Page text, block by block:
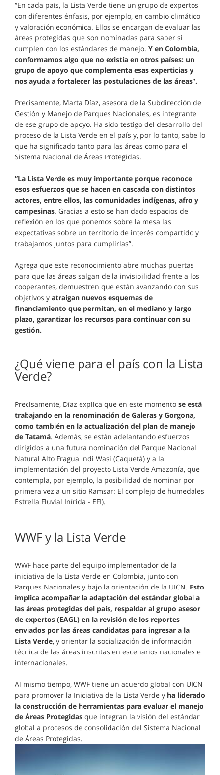
“En cada país, la Lista Verde tiene un grupo de expertos
con diferentes énfasis, por ejemplo, en cambio climático
y valoración económica. Ellos se encargan de evaluar las
áreas protegidas que son nominadas para saber si
cumplen con los estándares de manejo. Y en Colombia,
conformamos algo que no existía en otros países: un
grupo de apoyo que complementa esas experticias y
nos ayuda a fortalecer las postulaciones de las áreas”.
Precisamente, Marta Díaz, asesora de la Subdirección de
Gestión y Manejo de Parques Nacionales, es integrante
de ese grupo de apoyo. Ha sido testigo del desarrollo del
proceso de la Lista Verde en el país y, por lo tanto, sabe lo
que ha significado tanto para las áreas como para el
Sistema Nacional de Áreas Protegidas.
”La Lista Verde es muy importante porque reconoce
esos esfuerzos que se hacen en cascada con distintos
actores, entre ellos, las comunidades indígenas, afro y
campesinas. Gracias a esto se han dado espacios de
reflexión en los que ponemos sobre la mesa las
expectativas sobre un territorio de interés compartido y
trabajamos juntos para cumplirlas”.
Agrega que este reconocimiento abre muchas puertas
para que las áreas salgan de la invisibilidad frente a los
cooperantes, demuestren que están avanzando con sus
objetivos y atraigan nuevos esquemas de
financiamiento que permitan, en el mediano y largo
plazo, garantizar los recursos para continuar con su
gestión.
¿Qué viene para el país con la Lista
Verde?
Precisamente, Díaz explica que en este momento se está
trabajando en la renominación de Galeras y Gorgona,
como también en la actualización del plan de manejo
de Tatamá. Además, se están adelantando esfuerzos
dirigidos a una futura nominación del Parque Nacional
Natural Alto Fragua Indi Wasi (Caquetá) y a la
implementación del proyecto Lista Verde Amazonía, que
contempla, por ejemplo, la posibilidad de nominar por
primera vez a un sitio Ramsar: El complejo de humedales
Estrella Fluvial Inírida - EFI).
WWF y la Lista Verde
WWF hace parte del equipo implementador de la
iniciativa de la Lista Verde en Colombia, junto con
Parques Nacionales y bajo la orientación de la UICN. Esto
implica acompañar la adaptación del estándar global a
las áreas protegidas del país, respaldar al grupo asesor
de expertos (EAGL) en la revisión de los reportes
enviados por las áreas candidatas para ingresar a la
Lista Verde, y orientar la socialización de información
técnica de las áreas inscritas en escenarios nacionales e
internacionales.
Al mismo tiempo, WWF tiene un acuerdo global con UICN
para promover la Iniciativa de la Lista Verde y ha liderado
la construcción de herramientas para evaluar el manejo
de Áreas Protegidas que integran la visión del estándar
global a procesos de consolidación del Sistema Nacional
de Áreas Protegidas.